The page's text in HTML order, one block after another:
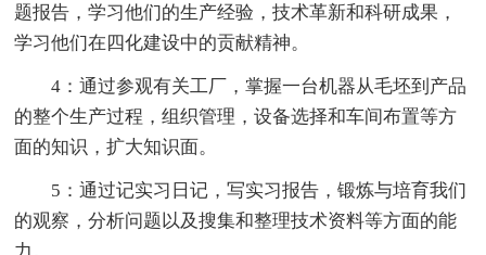
题报告，学习他们的生产经验，技术革新和科研成果，
学习他们在四化建设中的贡献精神。
4：通过参观有关工厂，掌握一台机器从毛坯到产品
的整个生产过程，组织管理，设备选择和车间布置等方
面的知识，扩大知识面。
5：通过记实习日记，写实习报告，锻炼与培育我们
的观察，分析问题以及搜集和整理技术资料等方面的能
力。